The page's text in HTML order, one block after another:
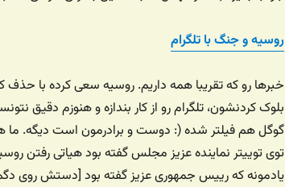
روسیه و جنگ با تلگرام
بلوک کردنشون، تلگرام رو از کار بندازه و هنوزم دقیق
گوگل هم فیلتر شده (: دوست و برادرمون است دیگه.
توی توییتر نماینده عزیز مجلس گفته بود هیاتی رفتن
یادمونه که رییس جمهوری عزیز گفته بود [دستش روی